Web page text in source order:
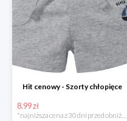
Hit cenowy - Szorty chłopięce
8.99 zł
*najniższa cena z 30 dni przed obniżką